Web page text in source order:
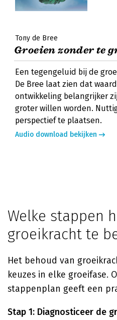
Tony de Bree
Groeien zonder te
Een tegengeluid bij de
De Bree laat zien dat
ontwikkeling belangrijker
groter willen worden.
perspectief te plaatsen.
Audio download bekijken
Welke stappen
groeikracht te
Het behoud van
keuzes in elke groeifase.
stappenplan geeft een
Stap 1: Diagnosticeer de